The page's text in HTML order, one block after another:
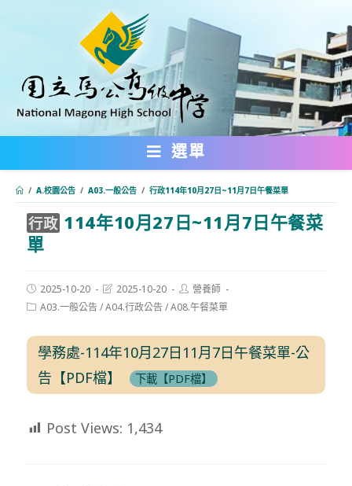
內
選單
/ A.校園公告 / A03.一般公告 / 行政114年10月27日~11月7日午餐菜單
行政 114年10月27日~11月7日午餐菜
單
Post
published:
2025-10-20
Post
modified:
2025-10-20
Post
author:
營養師
PostA03.一般公告/A04.行政公告/A08.午餐菜單
學務處-114年10月27日11月7日午餐菜單-公
告【PDF檔】
下載【PDF檔】
Post Views: 1,434